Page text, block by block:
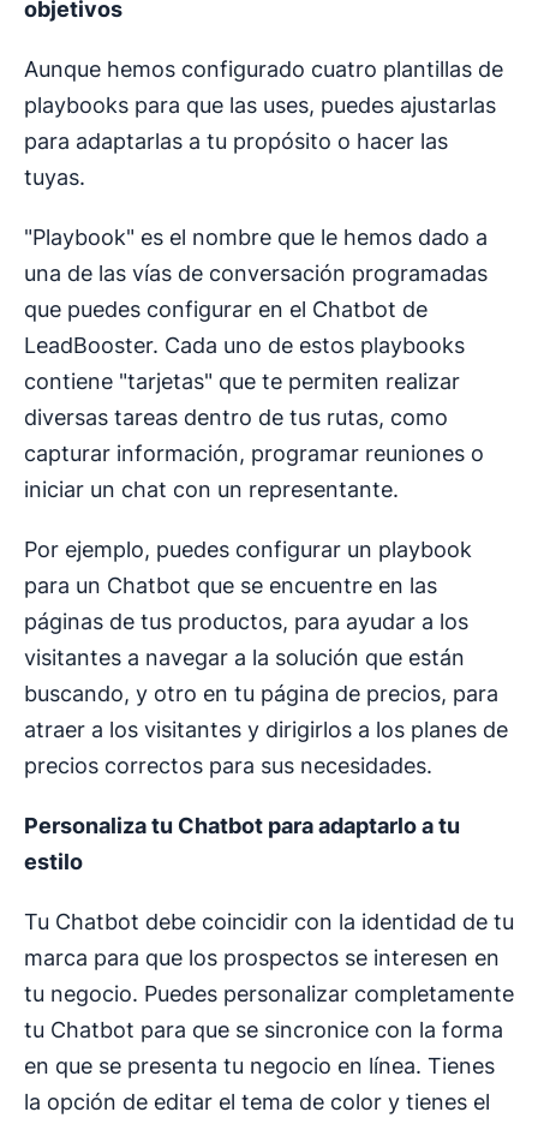
objetivos
Aunque hemos configurado cuatro plantillas de
playbooks para que las uses, puedes ajustarlas
para adaptarlas a tu propósito o hacer las
tuyas.
"Playbook" es el nombre que le hemos dado a
una de las vías de conversación programadas
que puedes configurar en el Chatbot de
LeadBooster. Cada uno de estos playbooks
contiene "tarjetas" que te permiten realizar
diversas tareas dentro de tus rutas, como
capturar información, programar reuniones o
iniciar un chat con un representante.
Por ejemplo, puedes configurar un playbook
para un Chatbot que se encuentre en las
páginas de tus productos, para ayudar a los
visitantes a navegar a la solución que están
buscando, y otro en tu página de precios, para
atraer a los visitantes y dirigirlos a los planes de
precios correctos para sus necesidades.
Personaliza tu Chatbot para adaptarlo a tu
estilo
Tu Chatbot debe coincidir con la identidad de tu
marca para que los prospectos se interesen en
tu negocio. Puedes personalizar completamente
tu Chatbot para que se sincronice con la forma
en que se presenta tu negocio en línea. Tienes
la opción de editar el tema de color y tienes el